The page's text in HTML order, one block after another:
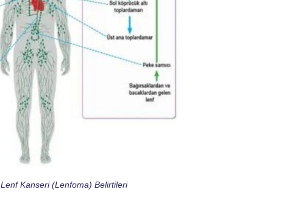
Lenf Kanseri (Lenfoma) Belirtileri